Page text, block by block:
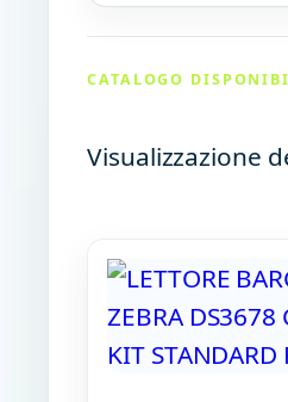
CATALOGO
Visualizzazione